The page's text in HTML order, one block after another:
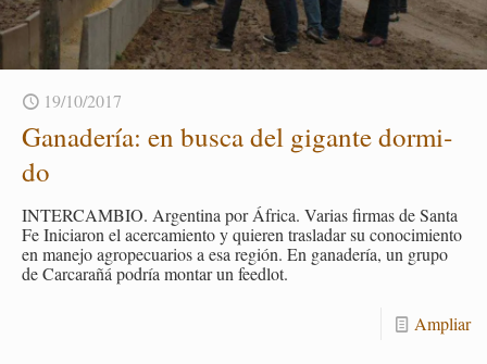
19/10/2017
Ga­na­de­ría: en busca del gi­gan­te dor­mi­
do
IN­TER­CAM­BIO. Ar­gen­ti­na por Áfri­ca. Va­rias fir­mas de Santa
Fe Ini­cia­ron el acer­ca­mien­to y quie­ren tras­la­dar su co­no­ci­mien­to
en ma­ne­jo agro­pe­cua­rios a esa re­gión. En ga­na­de­ría, un grupo
de Car­ca­ra­ñá po­dría mon­tar un feed­lot.
Am­pliar